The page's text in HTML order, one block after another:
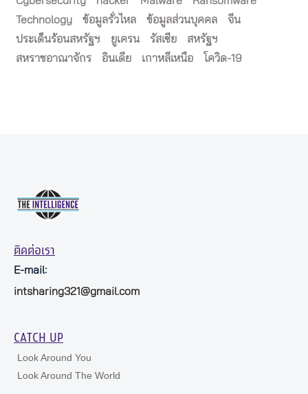
Technology
ข้อมูลรั่วไหล ข้อมูลส่วนบุคคล
จีน
ประเด็นร้อนสหรัฐฯ
ยูเครน รัสเซีย
สหรัฐฯ
สหราชอาณาจักร
อินเดีย เกาหลีเหนือ โควิด-19
ติดต่อเรา
E-mail:
intsharing321@gmail.com
CATCH UP
Look Around You
Look Around The World